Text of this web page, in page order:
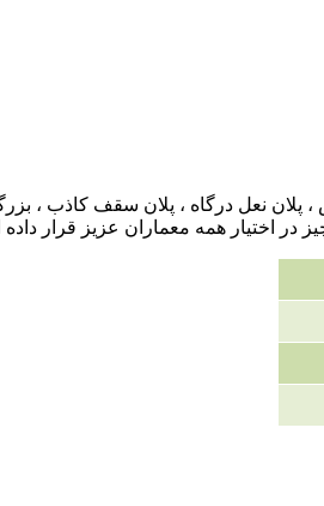
عدد فایل اتوکد که به طور کل شامل پلان 2طبقه-6واحده ، نما
در اختیار همه معماران عزیز قرار